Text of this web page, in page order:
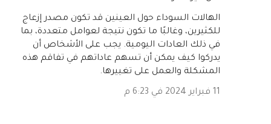
الهالات السوداء حول العينين قد تكون مصدر إزعاج
للكثيرين، وغالبًا ما تكون نتيجة لعوامل متعددة، بما
في ذلك العادات اليومية. يجب على الأشخاص أن
يدركوا كيف يمكن أن تسهم عاداتهم في تفاقم هذه
المشكلة والعمل على تغييرها.
11 فبراير 2024 في 6:23 م